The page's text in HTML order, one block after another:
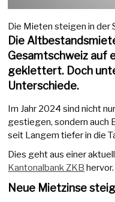
Die Mieten steigen in der
Die
Gesamtschweiz auf
geklettert. Doch
Unterschiede.
Im Jahr 2024 sind nicht
gestiegen, sondern auch
seit Langem tiefer in die
Dies geht aus einer
Kantonalbank ZKB hervor.
Neue Mietzinse